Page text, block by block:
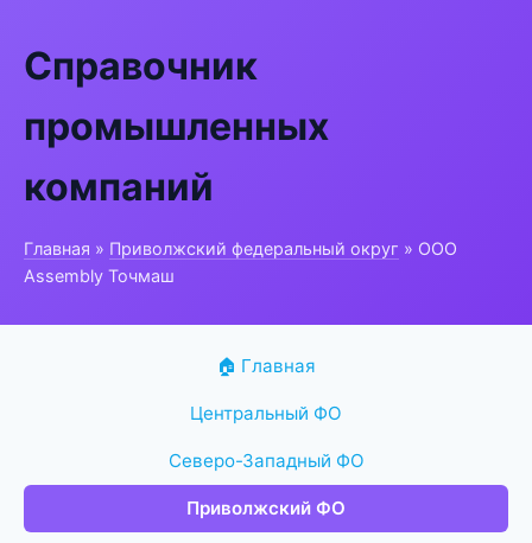
Справочник
промышленных
компаний
Главная » Приволжский федеральный округ » ООО
Assembly Точмаш
🏠 Главная
Центральный ФО
Северо-Западный ФО
Приволжский ФО